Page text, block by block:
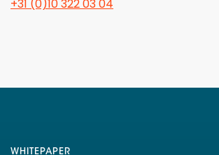
+31 (0)10 322 03 04
WHITEPAPER